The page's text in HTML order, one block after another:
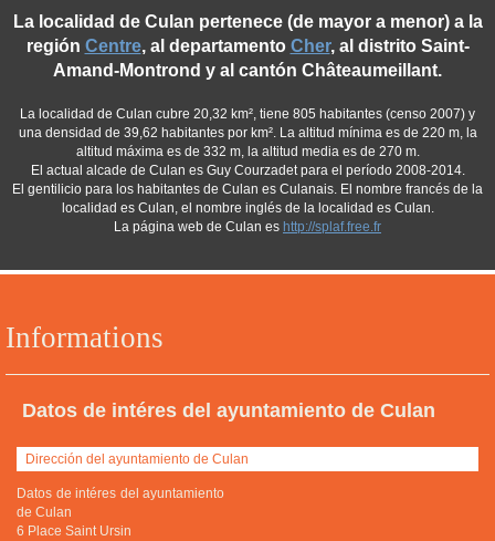
Informations
Datos de intéres del ayuntamiento de Culan
Dirección del ayuntamiento de Culan
Datos de intéres del ayuntamiento
de Culan
6 Place Saint Ursin
La localidad de Culan pertenece (de mayor a menor) a la
región Centre, al departamento Cher, al distrito Saint-
Amand-Montrond y al cantón Châteaumeillant.
La localidad de Culan cubre 20,32 km², tiene 805 habitantes (censo 2007) y
una densidad de 39,62 habitantes por km². La altitud mínima es de 220 m, la
altitud máxima es de 332 m, la altitud media es de 270 m.
El actual alcade de Culan es Guy Courzadet para el período 2008-2014.
El gentilicio para los habitantes de Culan es Culanais. El nombre francés de la
localidad es Culan, el nombre inglés de la localidad es Culan.
La página web de Culan es http://splaf.free.fr